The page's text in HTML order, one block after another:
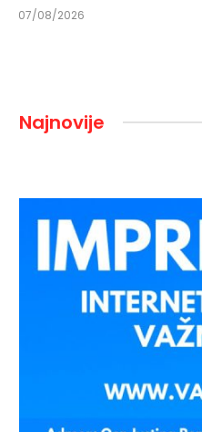
07/08/2026
Najnovije